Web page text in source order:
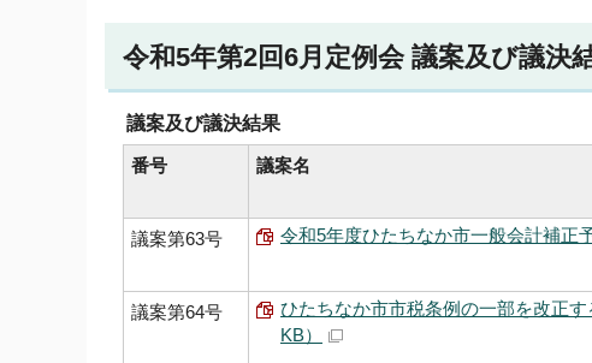
令和5年第2回6月定例会 議案及び議決
議案及び議決結果
番号 議案名
議案第63号 令和5年度ひたちなか市一般会計補正
議案第64号
ひたちなか市市税条例の一部を改正
KB）